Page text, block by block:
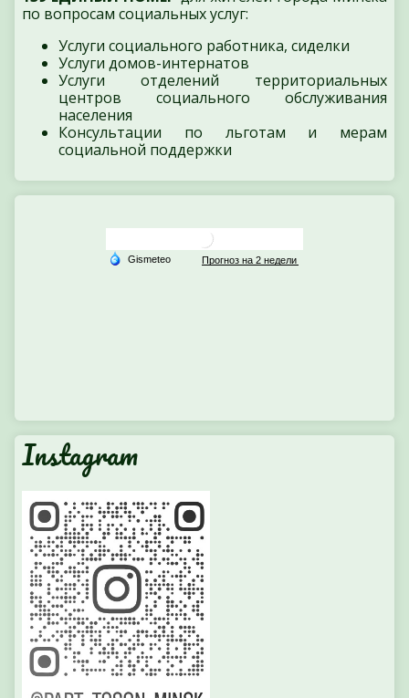
по вопросам социальных услуг:
Услуги социального работника, сиделки
Услуги домов-интернатов
Услуги отделений территориальных
центров социального обслуживания
населения
Консультации по льготам и мерам
социальной поддержки
Instagram